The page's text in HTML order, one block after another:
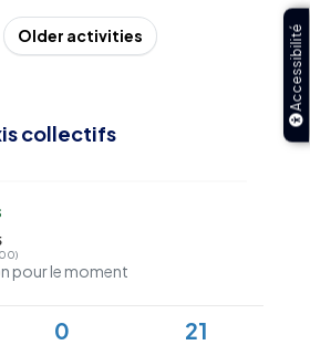
Accessibilité
Older activities
collectifs
pour le moment
0 21